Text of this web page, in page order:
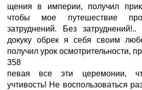
щения в империи, получил
чтобы мое путешествие
затруднений. Без
докуку обрек я себя своим
получил урок осмотрительности,
358
певая все эти церемонии,
учтивость! Не воспользоваться